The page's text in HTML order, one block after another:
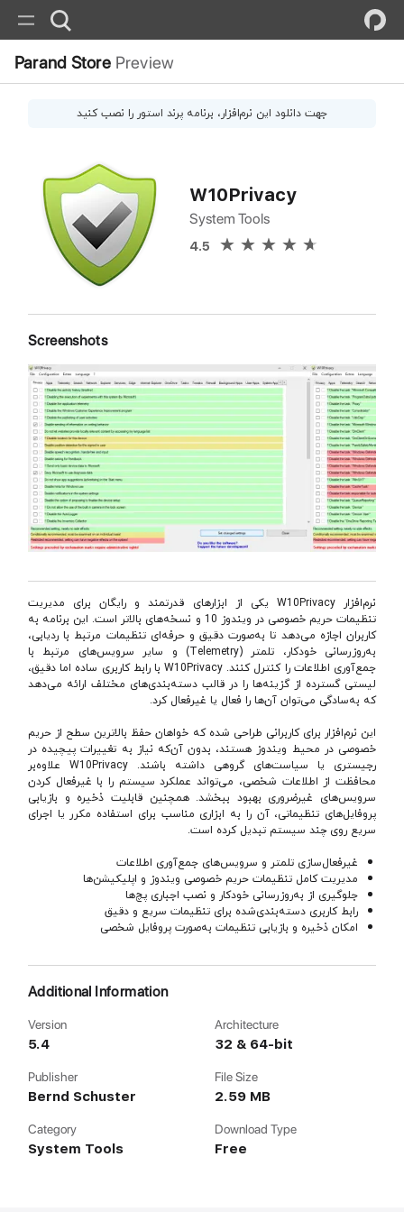
Parand Store Preview
جهت دانلود این نرم‌افزار، برنامه پرند استور را نصب کنید
W10Privacy
System Tools
4.5
Screenshots
نرم‌افزار W10Privacy یکی از ابزارهای قدرتمند و رایگان برای مدیریت
تنظیمات حریم خصوصی در ویندوز 10 و نسخه‌های بالاتر است. این برنامه به
کاربران اجازه می‌دهد تا به‌صورت دقیق و حرفه‌ای تنظیمات مرتبط با ردیابی،
به‌روزرسانی خودکار، تلمتر (Telemetry) و سایر سرویس‌های مرتبط با
جمع‌آوری اطلاعات را کنترل کنند. W10Privacy با رابط کاربری ساده اما دقیق،
لیستی گسترده از گزینه‌ها را در قالب دسته‌بندی‌های مختلف ارائه می‌دهد
که به‌سادگی می‌توان آن‌ها را فعال یا غیرفعال کرد.
این نرم‌افزار برای کاربرانی طراحی شده که خواهان حفظ بالاترین سطح از حریم
خصوصی در محیط ویندوز هستند، بدون آن‌که نیاز به تغییرات پیچیده در
رجیستری یا سیاست‌های گروهی داشته باشند. W10Privacy علاوه‌بر
محافظت از اطلاعات شخصی، می‌تواند عملکرد سیستم را با غیرفعال کردن
سرویس‌های غیرضروری بهبود ببخشد. همچنین قابلیت ذخیره و بازیابی
پروفایل‌های تنظیماتی، آن را به ابزاری مناسب برای استفاده مکرر یا اجرای
سریع روی چند سیستم تبدیل کرده است.
غیرفعال‌سازی تلمتر و سرویس‌های جمع‌آوری اطلاعات
مدیریت کامل تنظیمات حریم خصوصی ویندوز و اپلیکیشن‌ها
جلوگیری از به‌روزرسانی خودکار و نصب اجباری پچ‌ها
رابط کاربری دسته‌بندی‌شده برای تنظیمات سریع و دقیق
امکان ذخیره و بازیابی تنظیمات به‌صورت پروفایل شخصی
Additional Information
Version
5.4
Architecture
32 & 64-bit
Publisher
Bernd Schuster
File Size
2.59 MB
Category
System Tools
Download Type
Free